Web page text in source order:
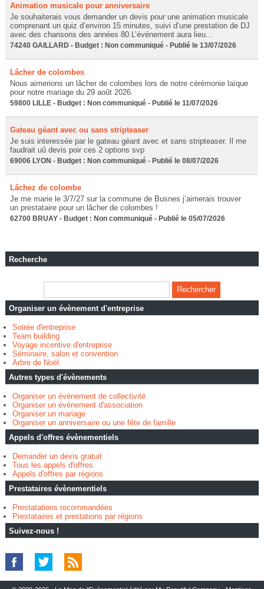
Animation musicale pour anniversaire
Je souhaiterais vous demander un devis pour une animation musicale
comprenant un quiz d’environ 15 minutes, suivi d’une prestation de DJ
avec des chansons des années 80.L’événement aura lieu...
74240 GAILLARD - Budget : Non communiqué - Publié le 13/07/2026
Lâcher de colombes
Nous aimerions un lâcher de colombes lors de notre cérémonie laïque
pour notre mariage du 29 août 2026.
59800 LILLE - Budget : Non communiqué - Publié le 11/07/2026
Gateau géant avec ou sans stripteaser
Je suis interessée par le gateau géant avec et sans stripteaser. Il me
faudrait uû devis poir ces 2 options svp
69006 LYON - Budget : Non communiqué - Publié le 08/07/2026
Lâchez de colombe
Je me marie le 3/7/27 sur la commune de Busnes j’aimerais trouver
un prestataire pour un lâcher de colombes !
62700 BRUAY - Budget : Non communiqué - Publié le 05/07/2026
Recherche
Organiser un évènement d'entreprise
Soirée d'entreprise
Team building
Voyage incentive d'entreprise
Séminaire, salon et convention
Arbre de Noël
Autres types d'évènements
Organiser un évènement de collectivité
Organiser un évènement d'association
Organiser un mariage
Organiser un anniversaire ou une fête de famille
Appels d'offres évènementiels
Demander un devis gratuit
Tous les appels d'offres
Appels d'offres par régions
Prestataires évènementiels
Prestatations recommandées
Prestataires et prestations par régions
Suivez-nous !